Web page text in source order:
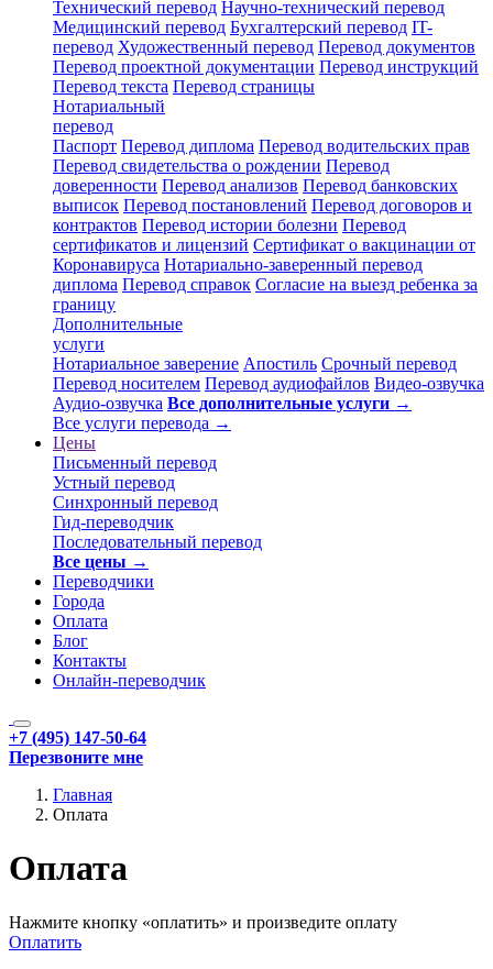
Технический перевод Научно-технический перевод
Медицинский перевод Бухгалтерский перевод IT-
перевод Художественный перевод Перевод документов
Перевод проектной документации Перевод инструкций
Перевод текста Перевод страницы
Нотариальный
перевод
Паспорт Перевод диплома Перевод водительских прав
Перевод свидетельства о рождении Перевод
доверенности Перевод анализов Перевод банковских
выписок Перевод постановлений Перевод договоров и
контрактов Перевод истории болезни Перевод
сертификатов и лицензий Сертификат о вакцинации от
Коронавируса Нотариально-заверенный перевод
диплома Перевод справок Согласие на выезд ребенка за
границу
Дополнительные
услуги
Нотариальное заверение Апостиль Срочный перевод
Перевод носителем Перевод аудиофайлов Видео-озвучка
Аудио-озвучка Все дополнительные услуги →
Все услуги перевода →
Цены
Письменный перевод
Устный перевод
Синхронный перевод
Гид-переводчик
Последовательный перевод
Все цены →
Переводчики
Города
Оплата
Блог
Контакты
Онлайн-переводчик
+7 (495) 147-50-64
Перезвоните мне
Главная
Оплата
Оплата
Нажмите кнопку «оплатить» и произведите оплату
Оплатить